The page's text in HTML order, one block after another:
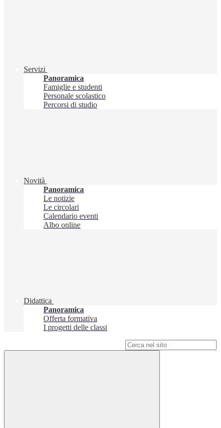
Servizi
Panoramica
Famiglie e studenti
Personale scolastico
Percorsi di studio
Novità
Panoramica
Le notizie
Le circolari
Calendario eventi
Albo online
Didattica
Panoramica
Offerta formativa
I progetti delle classi